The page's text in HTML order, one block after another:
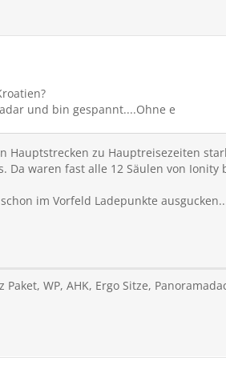
und bin gespannt....Ohne e
Hauptstrecken zu Hauptreisezeiten
Da waren fast alle 12 Säulen von Ionity
im Vorfeld Ladepunkte
WP, AHK, Ergo Sitze,